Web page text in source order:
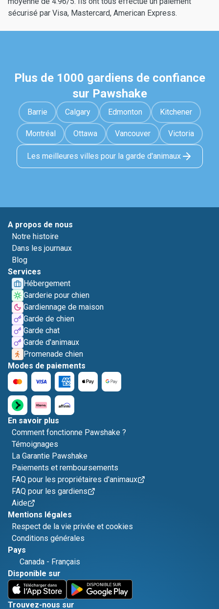
sécurisé par Visa, Mastercard, American Express.
Plus de 1000 gardiens de confiance
sur Pawshake
Barrie Calgary Edmonton Kitchener
Montréal Ottawa Vancouver Victoria
Les meilleures villes pour la garde d'animaux
A propos de nous
Notre histoire
Dans les journaux
Blog
Services
Hébergement
Garderie pour chien
Gardiennage de maison
Garde de chien
Garde chat
Garde d'animaux
Promenade chien
Modes de paiements
En savoir plus
Comment fonctionne Pawshake ?
Témoignages
La Garantie Pawshake
Paiements et remboursements
FAQ pour les propriétaires d'animaux
FAQ pour les gardiens
Aide
Mentions légales
Respect de la vie privée et cookies
Conditions générales
Pays
Canada - Français
Disponible sur
Trouvez-nous sur